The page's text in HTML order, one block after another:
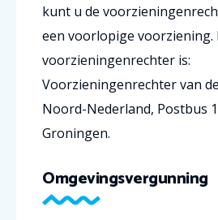
kunt u de
een voorlopige voorziening.
voorzieningenrechter is:
Voorzieningenrechter van
Noord-Nederland, Postbus
Groningen.
Omgevingsvergunning